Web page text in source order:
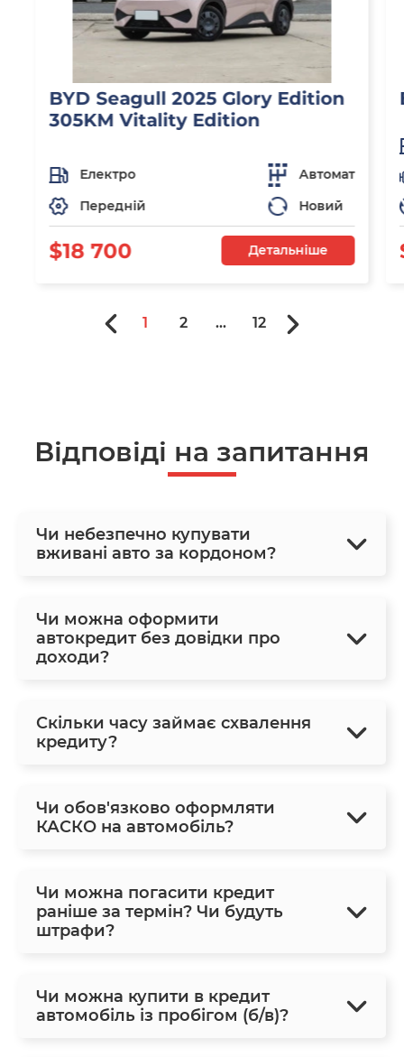
BYD Seagull 2025 Glory Edition
305KM Vitality Edition
Електро
Автомат
Передній
Новий
$18 700 Детальніше
1 2 ... 12
Відповіді на запитання
Чи небезпечно купувати
вживані авто за кордоном?
Чи можна оформити
автокредит без довідки про
доходи?
Скільки часу займає схвалення
кредиту?
Чи обов'язково оформляти
КАСКО на автомобіль?
Чи можна погасити кредит
раніше за термін? Чи будуть
штрафи?
Чи можна купити в кредит
автомобіль із пробігом (б/в)?